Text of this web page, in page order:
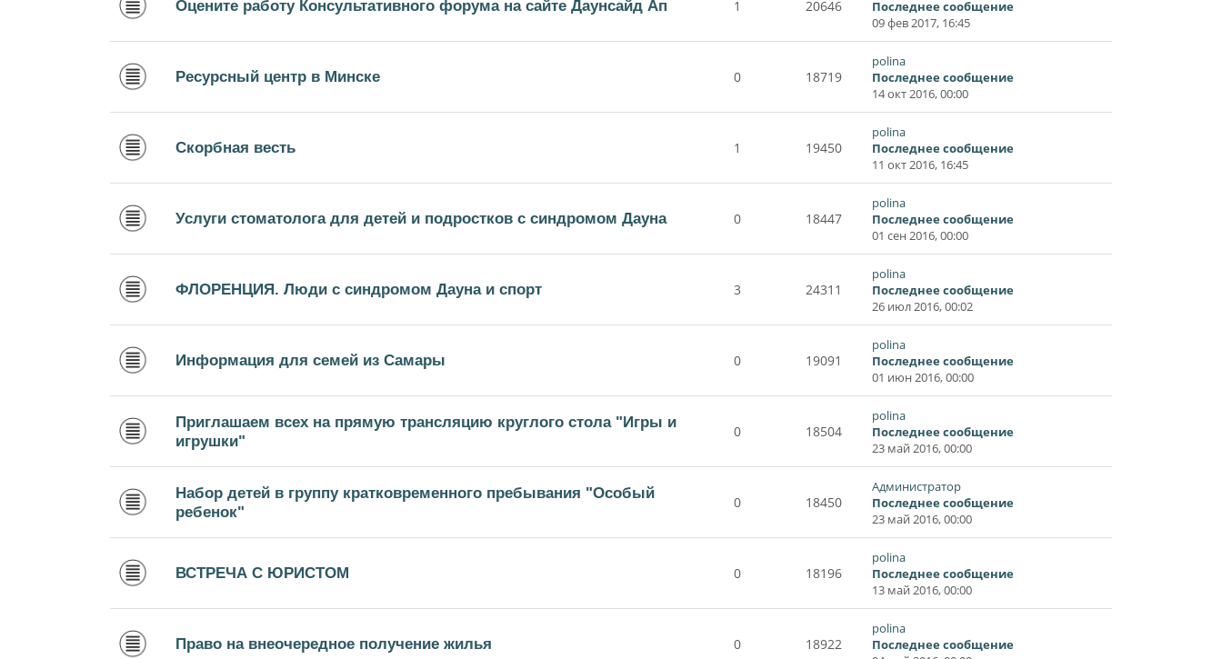
Оцените работу Консультативного форума на сайте Даунсайд Ап 1 20646
Последнее сообщение
09 фев 2017, 16:45
Ресурсный центр в Минске 0 18719
polina
Последнее сообщение
14 окт 2016, 00:00
Скорбная весть 1 19450
polina
Последнее сообщение
11 окт 2016, 16:45
Услуги стоматолога для детей и подростков с синдромом Дауна 0 18447
polina
Последнее сообщение
01 сен 2016, 00:00
ФЛОРЕНЦИЯ. Люди с синдромом Дауна и спорт 3 24311
polina
Последнее сообщение
26 июл 2016, 00:02
Информация для семей из Самары 0 19091
polina
Последнее сообщение
01 июн 2016, 00:00
Приглашаем всех на прямую трансляцию круглого стола "Игры и
игрушки"
0 18504
polina
Последнее сообщение
23 май 2016, 00:00
Набор детей в группу кратковременного пребывания "Особый
ребенок"
0 18450
Администратор
Последнее сообщение
23 май 2016, 00:00
ВСТРЕЧА С ЮРИСТОМ 0 18196
polina
Последнее сообщение
13 май 2016, 00:00
Право на внеочередное получение жилья 0 18922
polina
Последнее сообщение